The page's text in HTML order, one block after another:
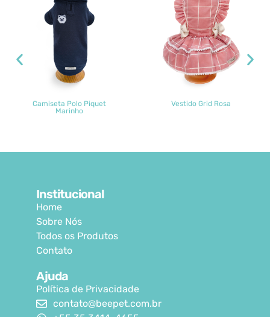
Camiseta Polo Piquet
Marinho
Vestido Grid Rosa
Institucional
Home
Sobre Nós
Todos os Produtos
Contato
Ajuda
Política de Privacidade
contato@beepet.com.br